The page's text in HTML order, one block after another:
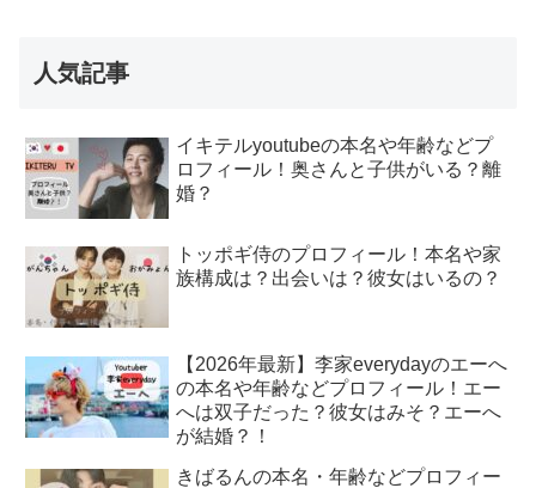
人気記事
イキテルyoutubeの本名や年齢などプ
ロフィール！奥さんと子供がいる？離
婚？
トッポギ侍のプロフィール！本名や家
族構成は？出会いは？彼女はいるの？
【2026年最新】李家everydayのエーへ
の本名や年齢などプロフィール！エー
へは双子だった？彼女はみそ？エーへ
が結婚？！
きばるんの本名・年齢などプロフィー